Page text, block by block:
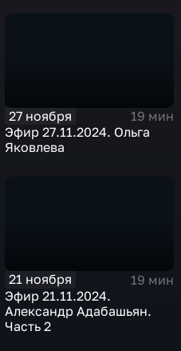
27 ноября
19 мин
Эфир 27.11.2024. Ольга
Яковлева
21 ноября
19 мин
Эфир 21.11.2024.
Александр Адабашьян.
Часть 2